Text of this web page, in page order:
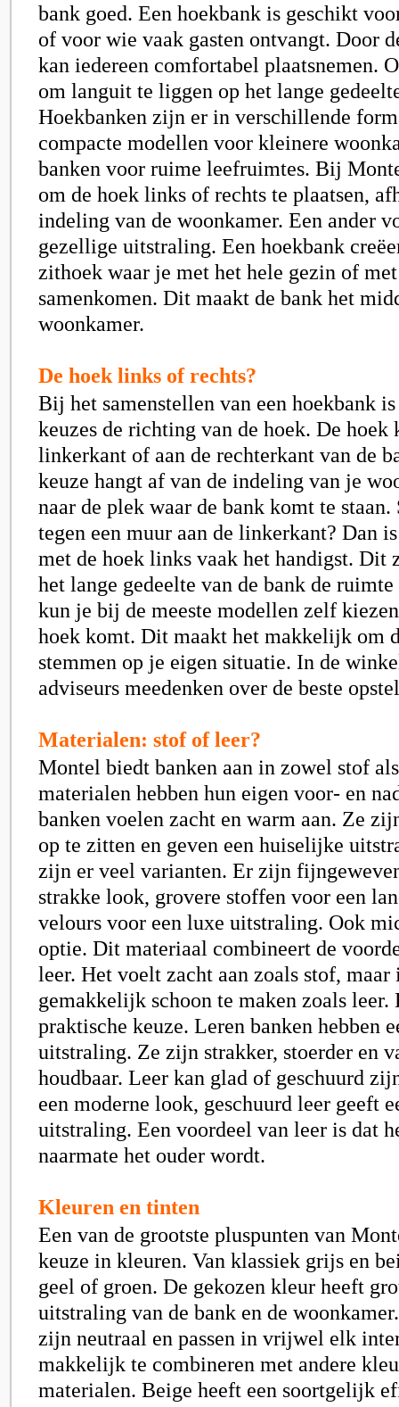
bank goed. Een hoekbank is geschikt
of voor wie vaak gasten ontvangt. Door
kan iedereen comfortabel plaatsnemen.
om languit te liggen op het lange
Hoekbanken zijn er in verschillende
compacte modellen voor kleinere
banken voor ruime leefruimtes. Bij
om de hoek links of rechts te plaatsen,
indeling van de woonkamer. Een ander
gezellige uitstraling. Een hoekbank
zithoek waar je met het hele gezin of
samenkomen. Dit maakt de bank het
woonkamer.
De hoek links of rechts?
Bij het samenstellen van een hoekbank is
keuzes de richting van de hoek. De hoek
linkerkant of aan de rechterkant van de
keuze hangt af van de indeling van je
naar de plek waar de bank komt te staan.
tegen een muur aan de linkerkant? Dan
met de hoek links vaak het handigst. Dit
het lange gedeelte van de bank de
kun je bij de meeste modellen zelf
hoek komt. Dit maakt het makkelijk om
stemmen op je eigen situatie. In de
adviseurs meedenken over de beste
Materialen: stof of leer?
Montel biedt banken aan in zowel stof
materialen hebben hun eigen voor- en
banken voelen zacht en warm aan. Ze
op te zitten en geven een huiselijke
zijn er veel varianten. Er zijn
strakke look, grovere stoffen voor een
velours voor een luxe uitstraling. Ook
optie. Dit materiaal combineert de
leer. Het voelt zacht aan zoals stof, maar
gemakkelijk schoon te maken zoals leer.
praktische keuze. Leren banken hebben
uitstraling. Ze zijn strakker, stoerder en
houdbaar. Leer kan glad of geschuurd
een moderne look, geschuurd leer geeft
uitstraling. Een voordeel van leer is dat
naarmate het ouder wordt.
Kleuren en tinten
Een van de grootste pluspunten van
keuze in kleuren. Van klassiek grijs en
geel of groen. De gekozen kleur heeft
uitstraling van de bank en de
zijn neutraal en passen in vrijwel elk
makkelijk te combineren met andere
materialen. Beige heeft een soortgelijk